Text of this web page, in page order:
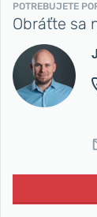
POTREBUJETE
Obráťte sa